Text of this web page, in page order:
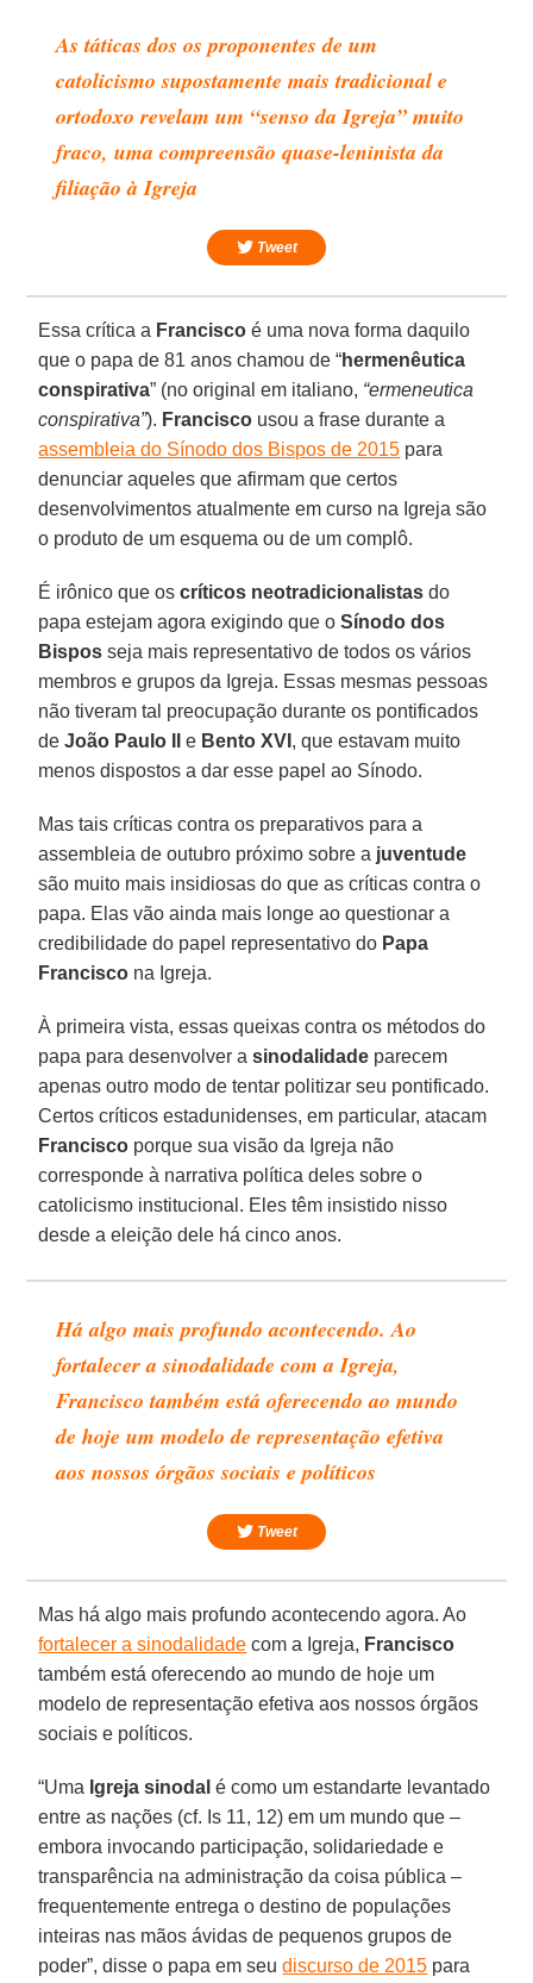
As táticas dos os proponentes de um
catolicismo supostamente mais tradicional e
ortodoxo revelam um “senso da Igreja” muito
fraco, uma compreensão quase-leninista da
filiação à Igreja
Tweet
Essa crítica a Francisco é uma nova forma daquilo
que o papa de 81 anos chamou de “hermenêutica
conspirativa” (no original em italiano, “ermeneutica
conspirativa”). Francisco usou a frase durante a
assembleia do Sínodo dos Bispos de 2015 para
denunciar aqueles que afirmam que certos
desenvolvimentos atualmente em curso na Igreja são
o produto de um esquema ou de um complô.
É irônico que oscríticos neotradicionalistas do
papa estejam agora exigindo que oSínodo dos
Bispos seja mais representativo de todos os vários
membros e grupos da Igreja. Essas mesmas pessoas
não tiveram tal preocupação durante os pontificados
deJoão Paulo II e Bento XVI , que estavam muito
menos dispostos a dar esse papel ao Sínodo.
Mas tais críticas contra os preparativos para a
assembleia de outubro próximo sobre a juventude
são muito mais insidiosas do que as críticas contra o
papa. Elas vão ainda mais longe ao questionar a
credibilidade do papel representativo do Papa
Francisco na Igreja.
À primeira vista, essas queixas contra os métodos do
papa para desenvolver asinodalidade parecem
apenas outro modo de tentar politizar seu pontificado.
Certos críticos estadunidenses, em particular, atacam
Francisco porque sua visão da Igreja não
corresponde à narrativa política deles sobre o
catolicismo institucional. Eles têm insistido nisso
desde a eleição dele há cinco anos.
Há algo mais profundo acontecendo. Ao
fortalecer a sinodalidade com a Igreja,
Francisco também está oferecendo ao mundo
de hoje um modelo de representação efetiva
aos nossos órgãos sociais e políticos
Tweet
Mas há algo mais profundo acontecendo agora. Ao
fortalecer a sinodalidade com a Igreja, Francisco
também está oferecendo ao mundo de hoje um
modelo de representação efetiva aos nossos órgãos
sociais e políticos.
“Uma Igreja sinodal é como um estandarte levantado
entre as nações (cf. Is 11, 12) em um mundo que –
embora invocando participação, solidariedade e
transparência na administração da coisa pública –
frequentemente entrega o destino de populações
inteiras nas mãos ávidas de pequenos grupos de
poder”, disse o papa em seudiscurso de 2015 para